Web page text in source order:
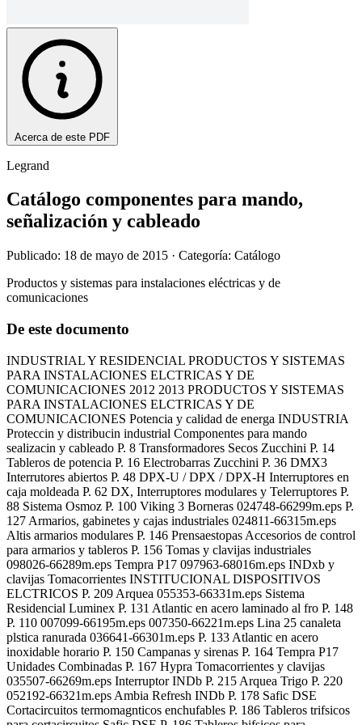
Acerca de este PDF
Legrand
Catálogo componentes para mando,
señalización y cableado
Publicado: 18 de mayo de 2015 · Categoría: Catálogo
Productos y sistemas para instalaciones eléctricas y de
comunicaciones
De este documento
INDUSTRIAL Y RESIDENCIAL PRODUCTOS Y SISTEMAS
PARA INSTALACIONES ELCTRICAS Y DE
COMUNICACIONES 2012 2013 PRODUCTOS Y SISTEMAS
PARA INSTALACIONES ELCTRICAS Y DE
COMUNICACIONES Potencia y calidad de energa INDUSTRIA
Proteccin y distribucin industrial Componentes para mando
sealizacin y cableado P. 8 Transformadores Secos Zucchini P. 14
Tableros de potencia P. 16 Electrobarras Zucchini P. 36 DMX3
Interrutores abiertos P. 48 DPX-U / DPX / DPX-H Interruptores en
caja moldeada P. 62 DX, Interruptores modulares y Telerruptores P.
88 Sistema Osmoz P. 100 Viking 3 Borneras 024748-66299m.eps P.
127 Armarios, gabinetes y cajas industriales 024811-66315m.eps
Altis armarios modulares P. 146 Prensaestopas Accesorios de control
para armarios y tableros P. 156 Tomas y clavijas industriales
098026-66289m.eps Tempra P17 097963-68016m.eps INDxb y
clavijas Tomacorrientes INSTITUCIONAL DISPOSITIVOS
ELCTRICOS P. 209 Arquea 055353-66331m.eps Sistema
Residencial Luminex P. 131 Atlantic en acero laminado al fro P. 148
P. 110 007099-66195m.eps 007350-66221m.eps Lina 25 canaleta
plstica ranurada 036641-66301m.eps P. 133 Atlantic en acero
inoxidable horario P. 150 Campanas y sirenas P. 164 Tempra P17
Unidades Combinadas P. 167 Hypra Tomacorrientes y clavijas
035507-66269m.eps Interruptor INDb P. 215 Arquea Trigo P. 220
052192-66321m.eps Ambia Refresh INDb P. 178 Safic DSE
Cortacircuitos termomagnticos enchufables P. 186 Tableros trifsicos